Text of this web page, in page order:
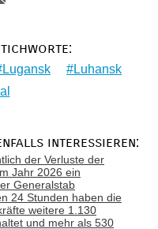
Lugansk
Luhansk
interessieren:
der Verluste der
Jahr 2026 ein
Generalstab
24 Stunden haben die
weitere 1.130
und mehr als 530